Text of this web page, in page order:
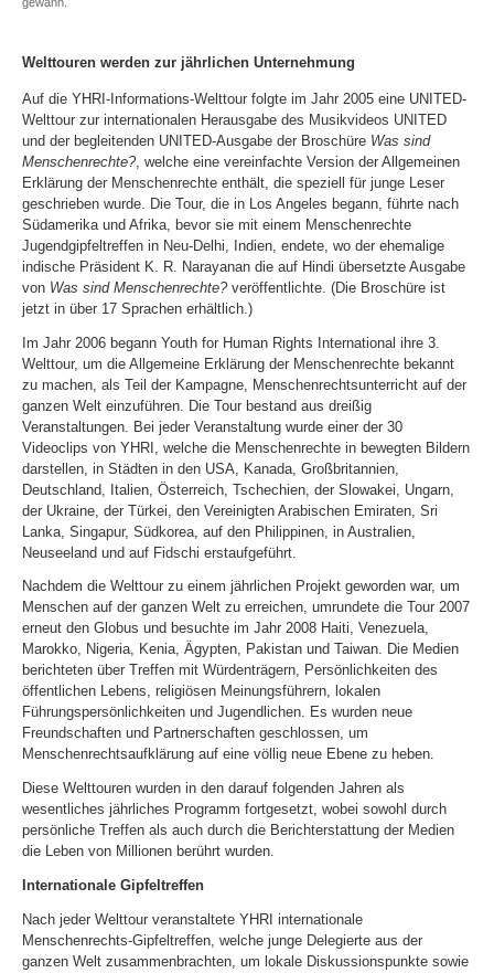
Welttouren werden zur jährlichen Unternehmung
Auf die YHRI-Informations-Welttour folgte im Jahr 2005 eine UNITED-
Welttour zur internationalen Herausgabe des Musikvideos UNITED
und der begleitenden UNITED-Ausgabe der Broschüre Was sind
Menschenrechte?, welche eine vereinfachte Version der Allgemeinen
Erklärung der Menschenrechte enthält, die speziell für junge Leser
geschrieben wurde. Die Tour, die in Los Angeles begann, führte nach
Südamerika und Afrika, bevor sie mit einem Menschenrechte
Jugendgipfeltreffen in Neu-Delhi, Indien, endete, wo der ehemalige
indische Präsident K. R. Narayanan die auf Hindi übersetzte Ausgabe
von Was sind Menschenrechte?veröffentlichte. (Die Broschüre ist
jetzt in über 17 Sprachen erhältlich.)
Im Jahr 2006 begann Youth for Human Rights International ihre 3.
Welttour, um die Allgemeine Erklärung der Menschenrechte bekannt
zu machen, als Teil der Kampagne, Menschenrechtsunterricht auf der
ganzen Welt einzuführen. Die Tour bestand aus dreißig
Veranstaltungen. Bei jeder Veranstaltung wurde einer der 30
Videoclips von YHRI, welche die Menschenrechte in bewegten Bildern
darstellen, in Städten in den USA, Kanada, Großbritannien,
Deutschland, Italien, Österreich, Tschechien, der Slowakei, Ungarn,
der Ukraine, der Türkei, den Vereinigten Arabischen Emiraten, Sri
Lanka, Singapur, Südkorea, auf den Philippinen, in Australien,
Neuseeland und auf Fidschi erstaufgeführt.
Nachdem die Welttour zu einem jährlichen Projekt geworden war, um
Menschen auf der ganzen Welt zu erreichen, umrundete die Tour 2007
erneut den Globus und besuchte im Jahr 2008 Haiti, Venezuela,
Marokko, Nigeria, Kenia, Ägypten, Pakistan und Taiwan. Die Medien
berichteten über Treffen mit Würdenträgern, Persönlichkeiten des
öffentlichen Lebens, religiösen Meinungsführern, lokalen
Führungspersönlichkeiten und Jugendlichen. Es wurden neue
Freundschaften und Partnerschaften geschlossen, um
Menschenrechtsaufklärung auf eine völlig neue Ebene zu heben.
Diese Welttouren wurden in den darauf folgenden Jahren als
wesentliches jährliches Programm fortgesetzt, wobei sowohl durch
persönliche Treffen als auch durch die Berichterstattung der Medien
die Leben von Millionen berührt wurden.
Internationale Gipfeltreffen
Nach jeder Welttour veranstaltete YHRI internationale
Menschenrechts-Gipfeltreffen, welche junge Delegierte aus der
ganzen Welt zusammenbrachten, um lokale Diskussionspunkte sowie